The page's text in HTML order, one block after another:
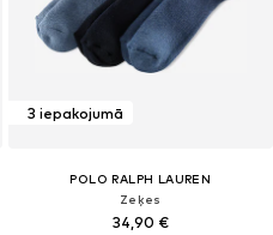
3 iepakojumā
POLO RALPH LAUREN
Zeķes
34,90 €